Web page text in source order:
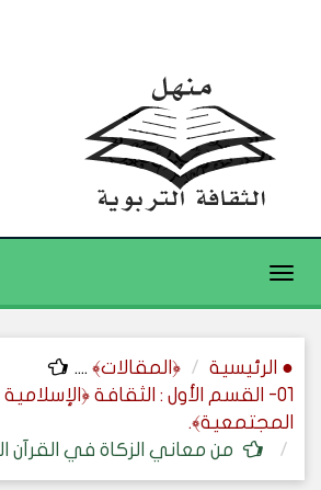
Toggle
● الرئيسية ﴿المقالات﴾ ....
01- القسم الأول : الثقافة
المجتمعية﴾.
من معاني الزكاة في القرآن